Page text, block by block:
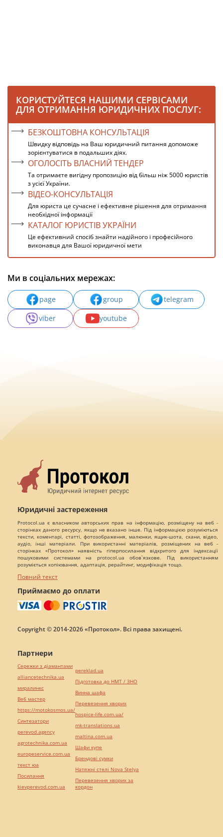
КОРИСТУЙТЕСЯ НАШИМИ СЕРВІСАМИ
ДЛЯ ОТРИМАННЯ ЮРИДИЧНИХ ПОСЛУГ:
БЕЗКОШТОВНА КОНСУЛЬТАЦІЯ
Швидку відповідь на Ваш юридичний питання допоможе
зорієнтуватися в подальших діях.
ОГОЛОСІТЬ ВЛАСНИЙ ТЕНДЕР
Та отримаєте вигідну пропозицію від більш ніж 5000 юристів
з усієї України.
ВІДЕО-КОНСУЛЬТАЦІЯ
Для юриста це сучасне і ефективне рішення для отримання
необхідної інформації
КАТАЛОГ ЮРИСТІВ УКРАЇНИ
Це ефективний спосіб знайти надійного і професійного
виконавця для Вашої юридичної мети
Ми в соціальних мережах:
page group
telegram
viber
youtube
Юридичні застереження
Protocol.ua є власником авторських прав на інформацію, розміщену на веб -
сторінках даного ресурсу, якщо не вказано інше. Під інформацією розуміються
тексти, коментарі, статті, фотозображення, малюнки, ящик-шота, скани, відео,
аудіо, інші матеріали. При використанні матеріалів, розміщених на веб -
сторінках «Протокол» наявність гіперпосилання відкритого для індексації
пошуковими системами на protocol.ua обов`язкове. Під використанням
розуміється копіювання, адаптація, рерайтинг, модифікація тощо.
Повний текст
Приймаємо до оплати
Copyright © 2014-2026 «Протокол». Всі права захищені.
Партнери
Сережки з діамантами
alliancetechnika.ua
миралинкс
Веб мастер
https://motokosmos.ua/
Синтезатори
perevod.agency
agrotechnika.com.ua
europeservice.com.ua
текст юа
Посилання
kievperevod.com.ua
pereklad.ua
Підготовка до НМТ / ЗНО
Винна шафа
Перевезення хворих
hospice-life.com.ua/
mk-translations.ua
maltina.com.ua
Шафи купе
Брендові сумки
Натяжні стелі Nova Stelya
Перевезення хворих за
кордон